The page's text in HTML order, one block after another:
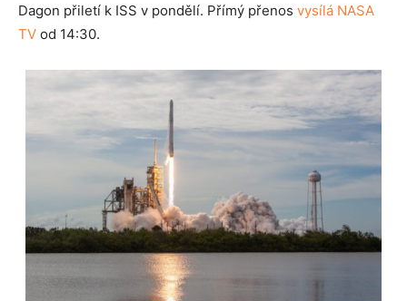
Dagon přiletí k ISS v pondělí. Přímý přenos vysílá NASA
TV od 14:30.